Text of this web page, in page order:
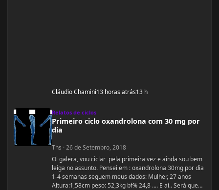
Cláudio Chamini13 horas atrás13 h
Relatos de ciclos
Primeiro ciclo oxandrolona com 30 mg por
dia
Ths ·26 de Setembro, 2018
Oi galera, vou ciclar pela primeira vez e ainda sou bem
leiga no assunto. Pensei em : oxandrolona 30mg por dia
1-4 semanas seguem meus dados: Mulher, 27 anos
Altura:1,58cm peso: 52,3kg bf% 24,8 .... E aí.. Será que